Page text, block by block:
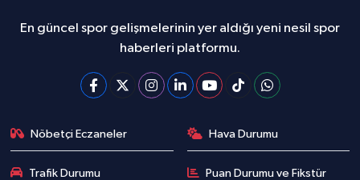
En güncel spor gelişmelerinin yer aldığı yeni nesil spor
haberleri platformu.
Nöbetçi Eczaneler Hava Durumu
Trafik Durumu Puan Durumu ve Fikstür